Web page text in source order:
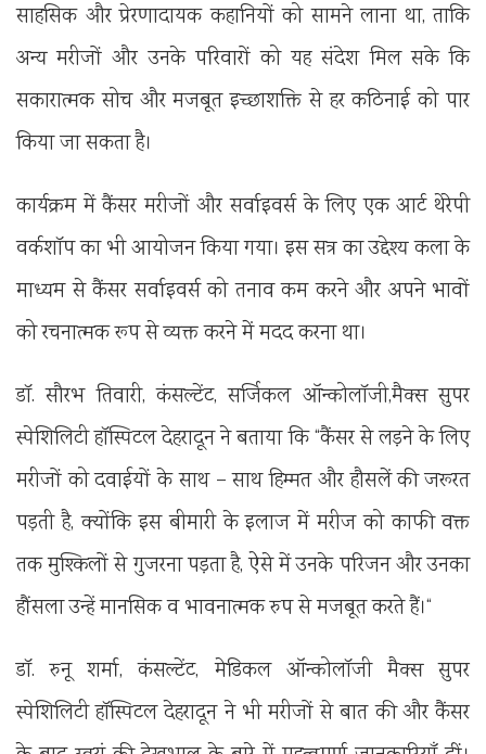
साहसिक और प्रेरणादायक कहानियों को सामने लाना था, ताकि
अन्य मरीजों और उनके परिवारों को यह संदेश मिल सके कि
सकारात्मक सोच और मजबूत इच्छाशक्ति से हर कठिनाई को पार
किया जा सकता है।
कार्यक्रम में कैंसर मरीजों और सर्वाइवर्स के लिए एक आर्ट थेरेपी
वर्कशॉप का भी आयोजन किया गया। इस सत्र का उद्देश्य कला के
माध्यम से कैंसर सर्वाइवर्स को तनाव कम करने और अपने भावों
को रचनात्मक रूप से व्यक्त करने में मदद करना था।
डॉ. सौरभ तिवारी, कंसल्टेंट, सर्जिकल ऑन्कोलॉजी,मैक्स सुपर
स्पेशिलिटी हॉस्पिटल देहरादून ने बताया कि “कैंसर से लड़ने के लिए
मरीजों को दवाईयों के साथ – साथ हिम्मत और हौसलें की जरूरत
पड़ती है, क्योंकि इस बीमारी के इलाज में मरीज को काफी वक्त
तक मुश्किलों से गुजरना पड़ता है, ऐसे में उनके परिजन और उनका
हौंसला उन्हें मानसिक व भावनात्मक रुप से मजबूत करते हैं।“
डॉ. रुनू शर्मा, कंसल्टेंट, मेडिकल ऑन्कोलॉजी मैक्स सुपर
स्पेशिलिटी हॉस्पिटल देहरादून ने भी मरीजों से बात की और कैंसर